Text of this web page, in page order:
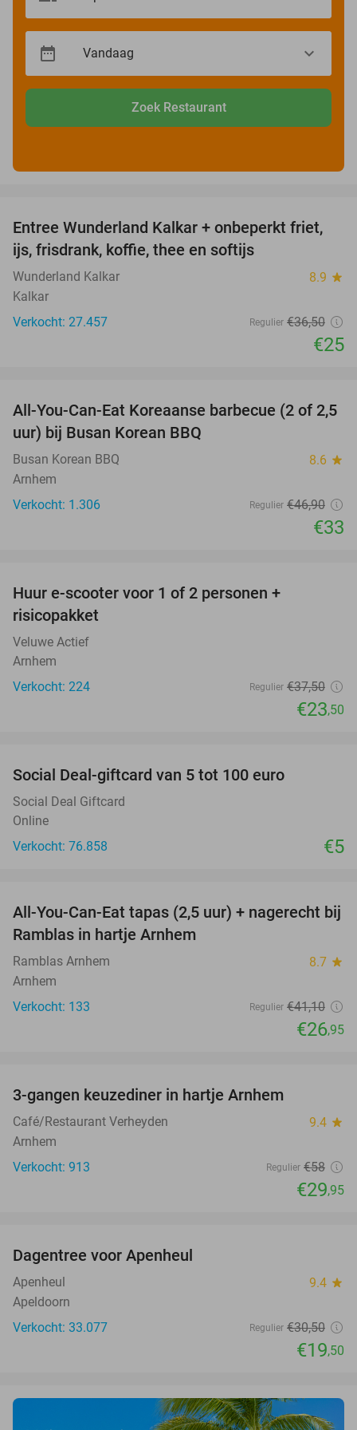
Zoek Restaurant
32%
Entree Wunderland Kalkar + onbeperkt friet,
ijs, frisdrank, koffie, thee en softijs
Wunderland Kalkar 8.9 star
Kalkar
Verkocht: 27.457
Regulier €36,50
€25
30%
All-You-Can-Eat Koreaanse barbecue (2 of 2,5
uur) bij Busan Korean BBQ
Busan Korean BBQ 8.6 star
Arnhem
Verkocht: 1.306
Regulier €46,90
€33
Huur e-scooter voor 1 of 2 personen +
risicopakket
Veluwe Actief
Arnhem
Verkocht: 224
Regulier €37,50
€23,50
Social Deal-giftcard van 5 tot 100 euro
Social Deal Giftcard
Online
Verkocht: 76.858
€5
34%
All-You-Can-Eat tapas (2,5 uur) + nagerecht bij
Ramblas in hartje Arnhem
Ramblas Arnhem 8.7 star
Arnhem
Verkocht: 133
Regulier €41,10
€26,95
3-gangen keuzediner in hartje Arnhem
Café/Restaurant Verheyden 9.4 star
Arnhem
Verkocht: 913
Regulier €58
€29,95
Dagentree voor Apenheul
Apenheul 9.4 star
Apeldoorn
Verkocht: 33.077
Regulier €30,50
€19,50